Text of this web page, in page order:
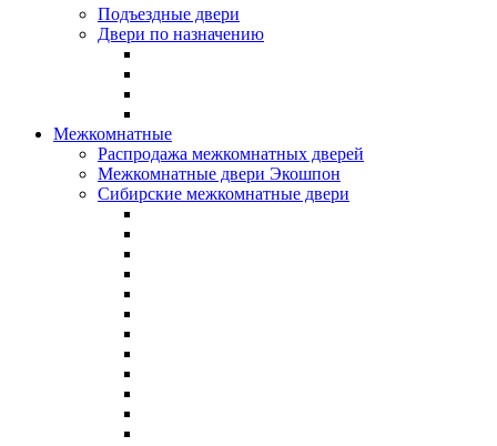
Подъездные двери
Двери по назначению
Межкомнатные
Распродажа межкомнатных дверей
Межкомнатные двери Экошпон
Сибирские межкомнатные двери